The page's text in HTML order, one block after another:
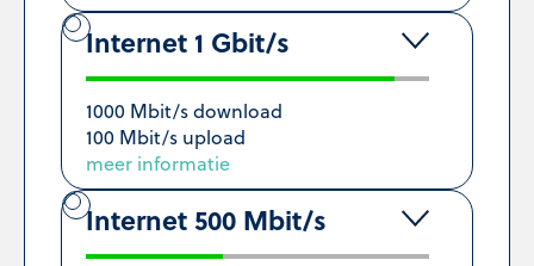
Internet 1 Gbit/s
1000 Mbit/s download
100 Mbit/s upload
meer informatie
Internet 500 Mbit/s